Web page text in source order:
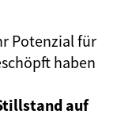
Potenzial für
haben
auf